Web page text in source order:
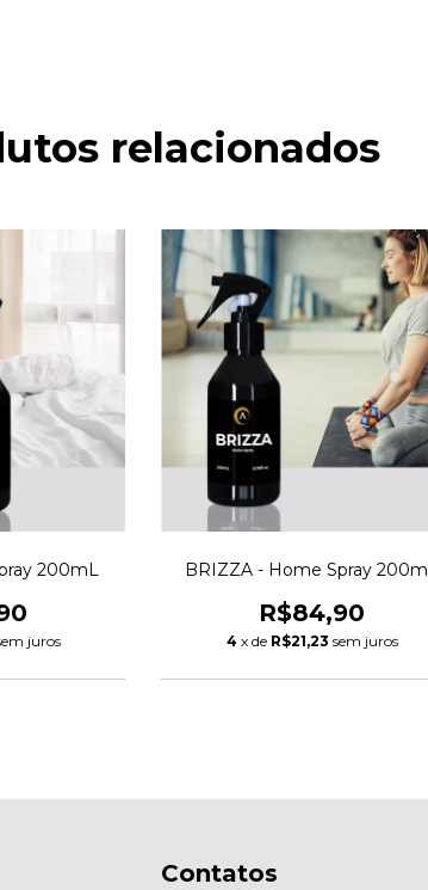
relacionados
200mL
juros
BRIZZA - Home Spray
R$84,90
4 x de R$21,23 sem juros
Contatos